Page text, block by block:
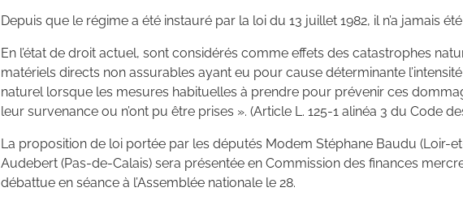
Depuis que le régime a été instauré par la loi du 13 juillet 1982, il n’a jamais
En l’état de droit actuel, sont considérés comme effets des catastrophes
matériels directs non assurables ayant eu pour cause déterminante
naturel lorsque les mesures habituelles à prendre pour prévenir ces
leur survenance ou n’ont pu être prises ». (Article L. 125-1 alinéa 3 du Code
La proposition de loi portée par les députés Modem Stéphane Baudu (Loir-
Audebert (Pas-de-Calais) sera présentée en Commission des finances
débattue en séance à l’Assemblée nationale le 28.